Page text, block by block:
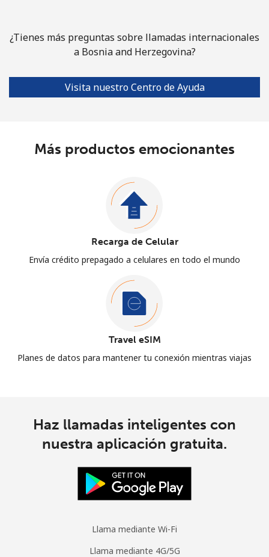
¿Tienes más preguntas sobre llamadas internacionales
a Bosnia and Herzegovina?
Visita nuestro Centro de Ayuda
Más productos emocionantes
Recarga de Celular
Envía crédito prepagado a celulares en todo el mundo
Travel eSIM
Planes de datos para mantener tu conexión mientras viajas
Haz llamadas inteligentes con
nuestra aplicación gratuita.
Llama mediante Wi-Fi
Llama mediante 4G/5G